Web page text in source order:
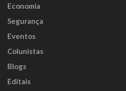
Economia
Segurança
Eventos
Colunistas
Blogs
Editais